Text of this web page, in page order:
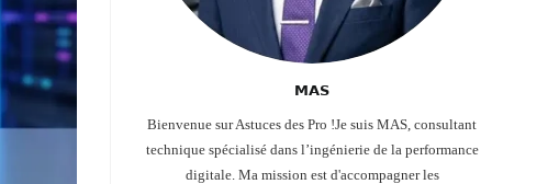
𝗠𝗔𝗦
Bienvenue sur Astuces des Pro !Je suis MAS, consultant
technique spécialisé dans l’ingénierie de la performance
digitale. Ma mission est d'accompagner les